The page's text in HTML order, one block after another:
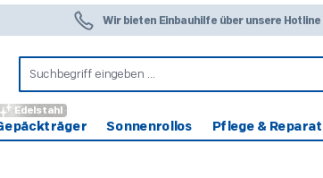
Wir bieten Einbauhilfe über unsere Hotline
Edelstahl
Sonnenrollos Pflege &